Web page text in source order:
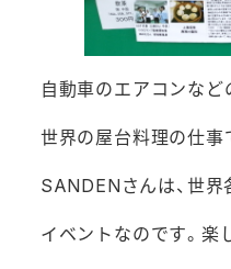
自動車のエアコンな
世界の屋台料理の仕事
SANDENさんは、世
イベントなのです。楽